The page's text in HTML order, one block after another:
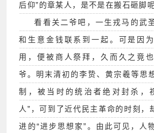
后仰”的章某人，是不是在搬石砸脚呢
看看关二爷吧，一生戎马的武
和生意金钱联系到一起。可是因
用，便被商人祭拜，久而久之竟
爷。明末清初的李贽、黄宗羲等思
制，被当时的统治者绝对封杀，
人”，可到了近代民主革命的时刻，
进的“进步思想家”。由此可见，人